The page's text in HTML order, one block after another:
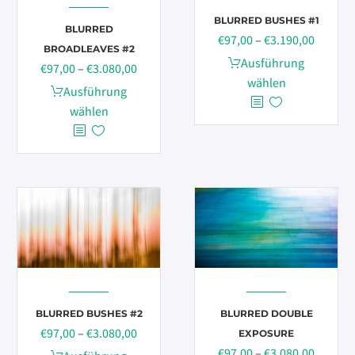
gewählt
werden
Produktseite
gewählt
werden
BLURRED
BROADLEAVES #2
€97,00– €3.080,00Preisspanne:
Ausführung
wählen
Dieses
Produkt
weist
mehrere
auf.
Die
Optionen
können
auf
der
Produktseite
gewählt
werden
BLURRED BUSHES #1
€97,00– €3.190,00
Ausführung
wählen
Dieses
Produkt
weist
mehrere
Optionen
können
auf
der
werden
BLURRED BUSHES #2
€97,00– €3.080,00Preisspanne:
BLURRED DOUBLE
EXPOSURE